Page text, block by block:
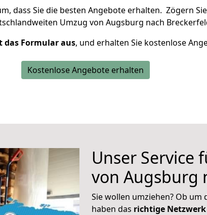
dass Sie die besten Angebote erhalten. Zögern
Umzug von Augsburg nach
das Formular aus, und erhalten Sie kostenlose
Kostenlose Angebote erhalten
Unser Service
von Augsburg
Sie wollen umziehen? Ob
haben das richtige Netzwerk